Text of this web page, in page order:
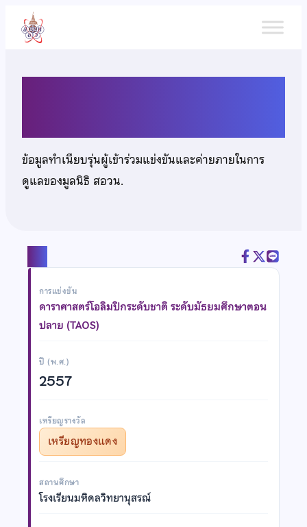
เนื้อหา
ข้อมูลทำเนียบรุ่นผู้เข้าร่วมแข่งขันและค่ายภายในการ
ดูแลของมูลนิธิ สอวน.
การแข่งขัน
ดาราศาสตร์โอลิมปิกระดับชาติ ระดับมัธยมศึกษาตอน
ปลาย (TAOS)
ปี (พ.ศ.)
2557
เหรียญรางวัล
เหรียญทองแดง
สถานศึกษา
โรงเรียนมหิดลวิทยานุสรณ์